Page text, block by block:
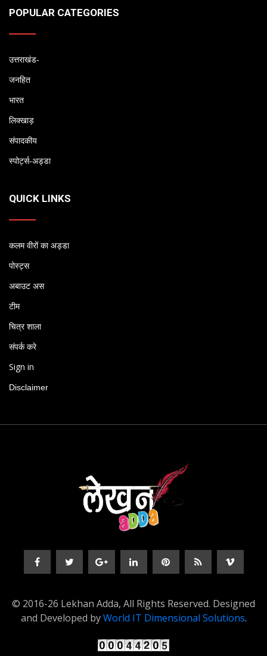
POPULAR CATEGORIES
उत्तराखंड-
जनहित
भारत
लिक्खाड़
संपादकीय
स्पोर्ट्स-अड्डा
QUICK LINKS
कलम वीरों का अड्डा
पोस्ट्स
अबाउट अस
टीम
चित्र शाला
संपर्क करे
Sign in
Disclaimer
© 2016-26 Lekhan Adda, All Rights Reserved. Designed
and Developed byWorld IT Dimensional Solutions.